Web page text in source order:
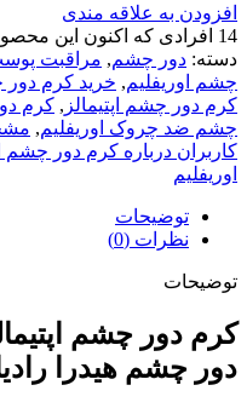
افزودن به علاقه مندی
14 افرادی که اکنون این
دسته: دور چشم, مراقبت
چشم اوریفلیم, خرید کرم دور
کرم دور چشم اپتیمالز , کرم
چشم ضد چروک اوریفلیم,
کاربران درباره کرم دور چشم
اوریفلیم
توضیحات
نظرات (0)
توضیحات
کرم دور چشم
دور چشم هیدرا